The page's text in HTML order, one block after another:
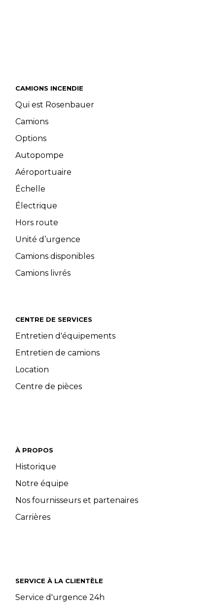
CAMIONS INCENDIE
Qui est Rosenbauer
Camions
Options
Autopompe
Aéroportuaire
Échelle
Électrique
Hors route
Unité d’urgence
Camions disponibles
Camions livrés
CENTRE DE SERVICES
Entretien d'équipements
Entretien de camions
Location
Centre de pièces
À PROPOS
Historique
Notre équipe
Nos fournisseurs et partenaires
Carrières
SERVICE À LA CLIENTÈLE
Service d'urgence 24h